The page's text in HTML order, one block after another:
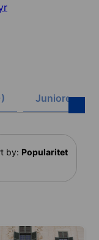
Juniorer (8-
by: Popularitet